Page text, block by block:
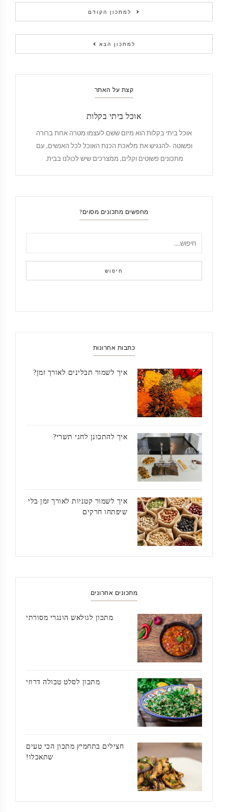
למתכון הקודם
למתכון הבא
קצת על האתר
אוכל ביתי בקלות
אוכל ביתי בקלות הוא מיזם ששם לעצמו מטרה אחת ברורה
ופשוטה -להנגיש את מלאכת הכנת האוכל לכל האנשים, עם
מתכונים פשוטים וקלים, ממצרכים שיש לכולנו בבית.
מחפשים מתכונים מסוים?
חיפוש
כתבות אחרונות
איך לשמור תבלינים לאורך זמן?
איך להתכונן לחגי תשרי?
איך לשמור קטניות לאורך זמן בלי
שיפתחו חרקים
מתכונים אחרונים
מתכון לגולאש הונגרי מסורתי
מתכון לסלט טבולה דרוזי
חצילים בתחמיץ מתכון הכי טעים
שתאכלו!